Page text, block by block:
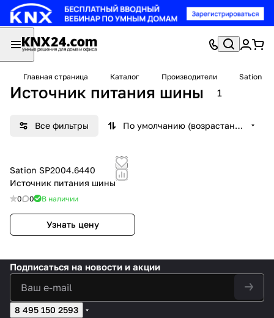
Главная страница Каталог Производители Sation
Источник питания шины 1
Все фильтры По умолчанию (возрастание)
Sation SP2004.6440
Источник питания шины
0 0 В наличии
Узнать цену
Подписаться на новости и акции
8 495 150 2593